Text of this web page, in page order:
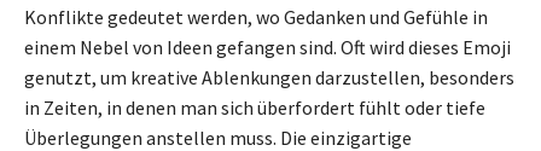
Konflikte gedeutet werden, wo Gedanken und Gefühle in
einem Nebel von Ideen gefangen sind. Oft wird dieses Emoji
genutzt, um kreative Ablenkungen darzustellen, besonders
in Zeiten, in denen man sich überfordert fühlt oder tiefe
Überlegungen anstellen muss. Die einzigartige